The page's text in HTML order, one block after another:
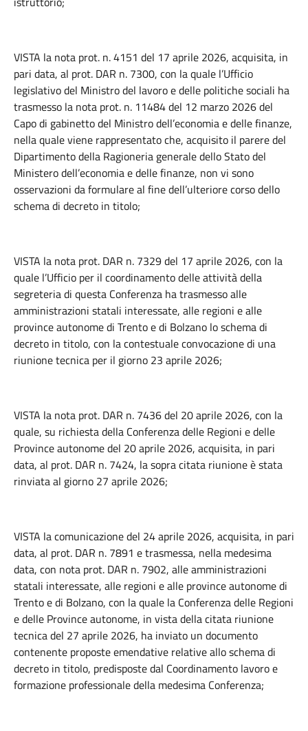
VISTA la nota prot. n. 4151 del 17 aprile 2026, acquisita, in
pari data, al prot. DAR n. 7300, con la quale l’Ufficio
legislativo del Ministro del lavoro e delle politiche sociali ha
trasmesso la nota prot. n. 11484 del 12 marzo 2026 del
Capo di gabinetto del Ministro dell’economia e delle finanze,
nella quale viene rappresentato che, acquisito il parere del
Dipartimento della Ragioneria generale dello Stato del
Ministero dell’economia e delle finanze, non vi sono
osservazioni da formulare al fine dell’ulteriore corso dello
schema di decreto in titolo;
VISTA la nota prot. DAR n. 7329 del 17 aprile 2026, con la
quale l’Ufficio per il coordinamento delle attività della
segreteria di questa Conferenza ha trasmesso alle
amministrazioni statali interessate, alle regioni e alle
province autonome di Trento e di Bolzano lo schema di
decreto in titolo, con la contestuale convocazione di una
riunione tecnica per il giorno 23 aprile 2026;
VISTA la nota prot. DAR n. 7436 del 20 aprile 2026, con la
quale, su richiesta della Conferenza delle Regioni e delle
Province autonome del 20 aprile 2026, acquisita, in pari
data, al prot. DAR n. 7424, la sopra citata riunione è stata
rinviata al giorno 27 aprile 2026;
VISTA la comunicazione del 24 aprile 2026, acquisita, in pari
data, al prot. DAR n. 7891 e trasmessa, nella medesima
data, con nota prot. DAR n. 7902, alle amministrazioni
statali interessate, alle regioni e alle province autonome di
Trento e di Bolzano, con la quale la Conferenza delle Regioni
e delle Province autonome, in vista della citata riunione
tecnica del 27 aprile 2026, ha inviato un documento
contenente proposte emendative relative allo schema di
decreto in titolo, predisposte dal Coordinamento lavoro e
formazione professionale della medesima Conferenza;